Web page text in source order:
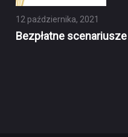
12 października, 2021
Bezpłatne scenariusze